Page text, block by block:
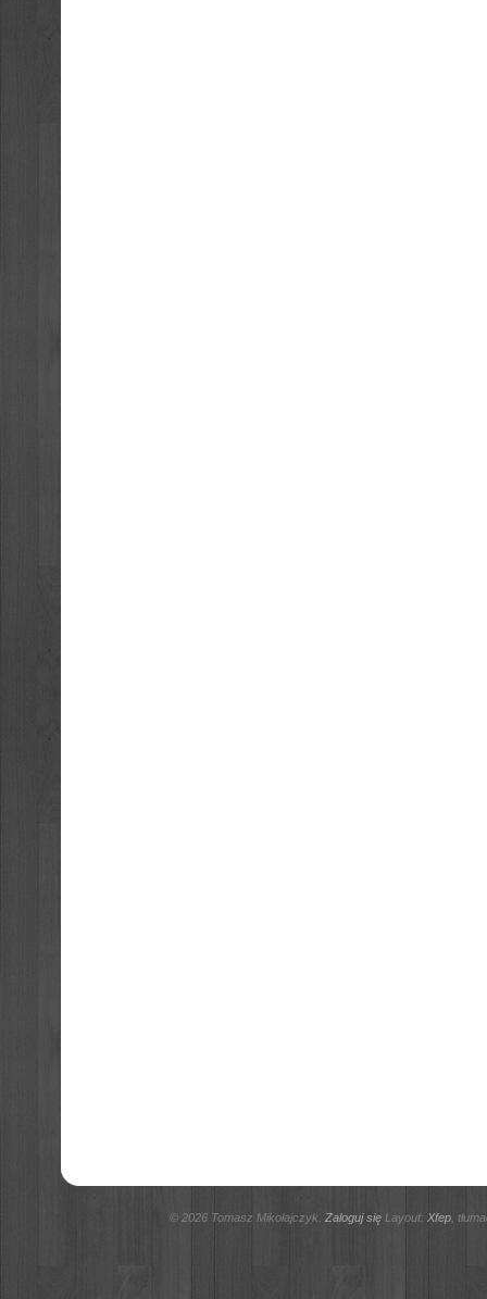
© 2026 Tomasz Mikołajczyk. Zaloguj sięLayout: Xfep,